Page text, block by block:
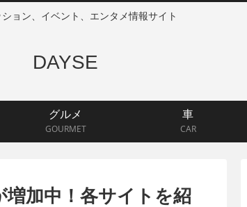
ョン、イベント、エンタメ情報サイト
DAYSE
グルメ
GOURMET
車
CAR
加中！各サイトを紹